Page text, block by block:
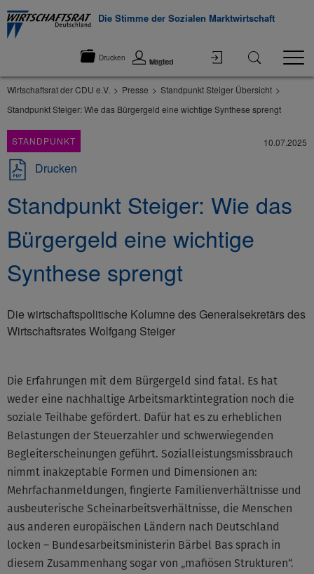
Die Stimme der Sozialen Marktwirtschaft
Drucken Mitglied werden
Wirtschaftsrat der CDU e.V. Presse
Standpunkt Steiger Übersicht
Standpunkt Steiger: Wie das Bürgergeld eine wichtige Synthese sprengt
STANDPUNKT 10.07.2025
Drucken
Standpunkt Steiger: Wie das
Bürgergeld eine wichtige
Synthese sprengt
Die wirtschaftspolitische Kolumne des Generalsekretärs des
Wirtschaftsrates Wolfgang Steiger
Die Erfahrungen mit dem Bürgergeld sind fatal. Es hat
weder eine nachhaltige Arbeitsmarktintegration noch die
soziale Teilhabe gefördert. Dafür hat es zu erheblichen
Belastungen der Steuerzahler und schwerwiegenden
Begleiterscheinungen geführt. Sozialleistungsmissbrauch
nimmt inakzeptable Formen und Dimensionen an:
Mehrfachanmeldungen, fingierte Familienverhältnisse und
ausbeuterische Scheinarbeitsverhältnisse, die Menschen
aus anderen europäischen Ländern nach Deutschland
locken – Bundesarbeitsministerin Bärbel Bas sprach in
diesem Zusammenhang sogar von „mafiösen Strukturen“.